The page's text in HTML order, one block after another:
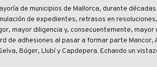
de municipios de Mallorca, durante
de expedientes, retrasos en
mayor diligencia y, consecuentemente, mayor
de adhesiones al pasar a formar parte Mancor,
Búger, Llubí y Capdepera. Echando un